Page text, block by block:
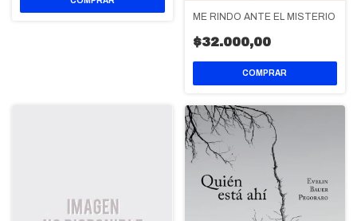
ME RINDO ANTE EL MISTERIO
$32.000,00